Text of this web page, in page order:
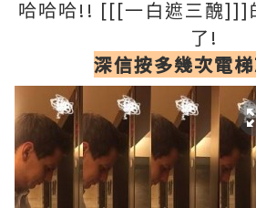
哈哈哈!! [[[一白遮三醜]]]
了!
深信按多幾次電